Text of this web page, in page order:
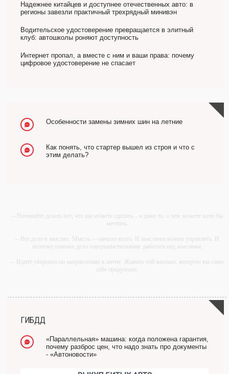
Надежнее китайцев и доступнее отечественных авто: в
регионы завезли практичный трехрядный минивэн
Водительское удостоверение превращается в элитный
клуб: автошколы роняют доступность
Интернет пропал, а вместе с ним и ваши права: почему
цифровое удостоверение не спасает
Особенности замены зимних шин на летние
Как понять, что стартер вышел из строя и что с
этим делать?
-- Начинайте делать все, что вы можете сделать – и даже то, о чем можете хотя бы
мечтать.
-- Все дело в мыслях. Мысль — начало всего. И мыслями можно управлять. И
поэтому главное дело совершенствования: работать над мыслями.
-- Идите уверенно по направлению к мечте. Живите той жизнью, которую вы сами
себе придумали.
-- Лучшее, что можно сделать с хорошим советом, это пропустить его мимо ушей.
Он никогда не бывает полезен никому, кроме того, кто его дал.
ГИБДД
«Параллельная» машина: когда положена гарантия,
почему разброс цен, что надо знать про документы
- «Автоновости»